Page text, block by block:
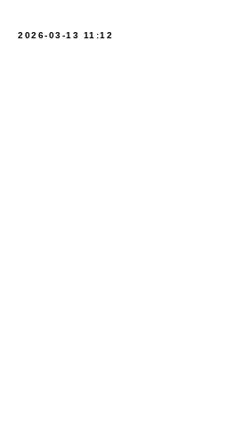
2026-03-13 11:12